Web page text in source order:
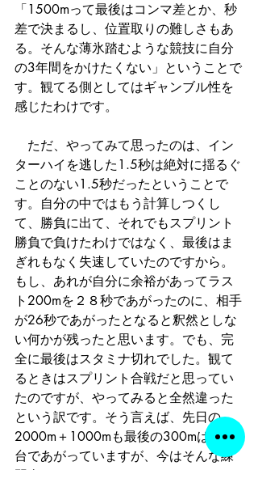
「1500mって最後はコンマ差とか、秒
差で決まるし、位置取りの難しさもあ
る。そんな薄氷踏むような競技に自分
の3年間をかけたくない」ということで
す。観てる側としてはギャンブル性を
感じたわけです。
ただ、やってみて思ったのは、イン
ターハイを逃した1.5秒は絶対に揺るぐ
ことのない1.5秒だったということで
す。自分の中ではもう計算しつくし
て、勝負に出て、それでもスプリント
勝負で負けたわけではなく、最後はま
ぎれもなく失速していたのですから。
もし、あれが自分に余裕があってラス
ト200mを２８秒であがったのに、相手
が26秒であがったとなると釈然としな
い何かが残ったと思います。でも、完
全に最後はスタミナ切れでした。観て
るときはスプリント合戦だと思ってい
たのですが、やってみると全然違った
という訳です。そう言えば、先日の
2000m＋1000mも最後の300mは45秒
台であがっていますが、今はそんな練
習全くやっていません。